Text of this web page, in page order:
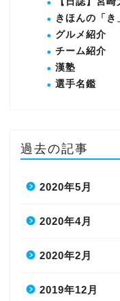
きほんの「き
グルメ紹介
チーム紹介
漢塾
選手名鑑
過去の記事
2020年5月
2020年4月
2020年2月
2019年12月